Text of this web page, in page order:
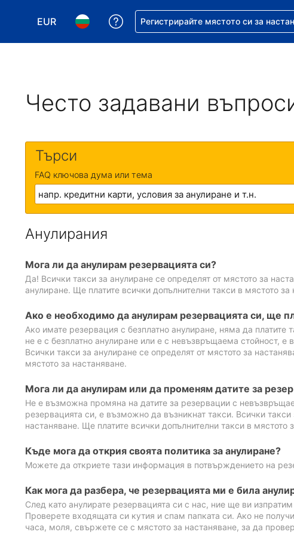
EUR
Избор на валута. Избрана валута - Евро
Избор на език. Избран език - Български
Помощ с резервацията ви
Регистрирайте мястото си за
Често задавани
Търси
FAQ ключова дума или тема
Анулирания
Мога ли да анулирам резервацията си?
Да! Всички такси за анулиране се определят от мястото за
анулиране. Ще платите всички допълнителни такси в мястото за
Ако е необходимо да анулирам резервацията си, ще
Ако имате резервация с безплатно анулиране, няма да платите
не е с безплатно анулиране или е с невъзвръщаема стойност,
Всички такси за анулиране се определят от мястото за
мястото за настаняване.
Мога ли да анулирам или да променям датите за
Не е възможна промяна на датите за резервации с
резервацията си, е възможно да възникнат такси. Всички
настаняване. Ще платите всички допълнителни такси в мястото
Къде мога да открия своята политика за анулиране?
Можете да откриете тази информация в потвърждението на
Как мога да разбера, че резервацията ми е била
След като анулирате резервацията си с нас, ние ще ви
Проверете входящата си кутия и спам папката си. Ако не
часа, моля, свържете се с мястото за настаняване, за да